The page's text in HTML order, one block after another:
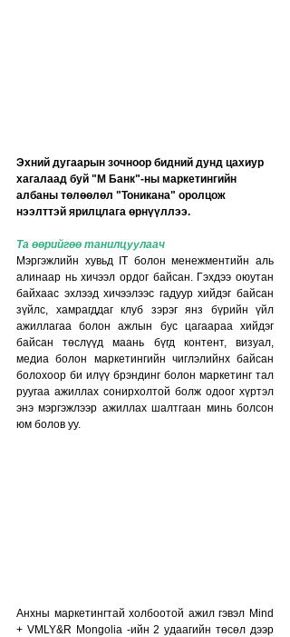
Эхний дугаарын зочноор бидний дунд цахиур
хагалаад буй "М Банк"-ны маркетингийн
албаны төлөөлөл "Тоникана" оролцож
нээлттэй ярилцлага өрнүүллээ.
Та өөрийгөө танилцуулаач
Мэргэжлийн хувьд IT болон менежментийн аль
алинаар нь хичээл ордог байсан. Гэхдээ оюутан
байхаас эхлээд хичээлээс гадуур хийдэг байсан
зүйлс, хамрагддаг клуб зэрэг янз бүрийн үйл
ажиллагаа болон ажлын бус цагаараа хийдэг
байсан төслүүд маань бүгд контент, визуал,
медиа болон маркетингийн чиглэлийнх байсан
болохоор би илүү брэндинг болон маркетинг тал
руугаа ажиллах сонирхолтой болж одоог хүртэл
энэ мэргэжлээр ажиллах шалтгаан минь болсон
юм болов уу.
Анхны маркетингтай холбоотой ажил гэвэл Mind
+ VMLY&R Mongolia -ийн 2 удаагийн төсөл дээр